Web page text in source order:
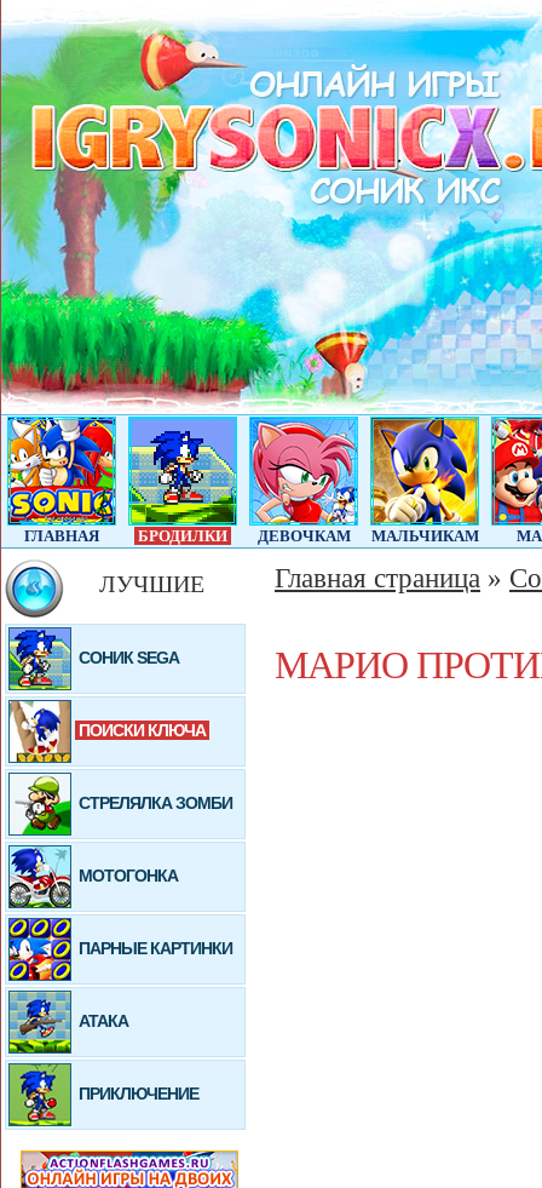
ГЛАВНАЯ БРОДИЛКИ ДЕВОЧКАМ МАЛЬЧИКАМ
ЛУЧШИЕ
СОНИК SEGA
ПОИСКИ КЛЮЧА
СТРЕЛЯЛКА ЗОМБИ
МОТОГОНКА
ПАРНЫЕ КАРТИНКИ
АТАКА
ПРИКЛЮЧЕНИЕ
Главная страница »
МАРИО